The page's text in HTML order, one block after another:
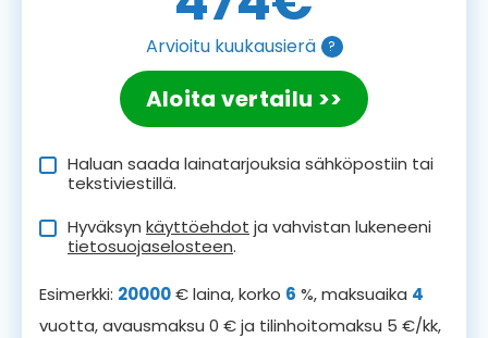
Arvioitu kuukausierä ?
Aloita vertailu >>
Haluan saada lainatarjouksia sähköpostiin tai
tekstiviestillä.
Hyväksyn käyttöehdot ja vahvistan lukeneeni
tietosuojaselosteen.
Esimerkki: 20000€ laina, korko 6 %, maksuaika 4
vuotta, avausmaksu 0 € ja tilinhoitomaksu 5 €/kk,